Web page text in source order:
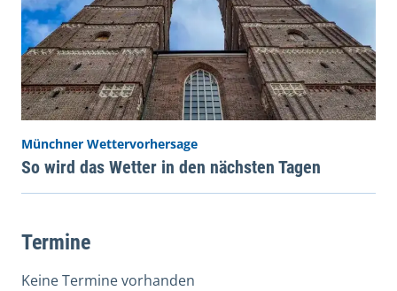
Münchner Wettervorhersage
So wird das Wetter in den nächsten Tagen
Termine
Keine Termine vorhanden